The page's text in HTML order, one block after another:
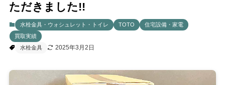
ただきました!!
水栓金具・ウォシュレット・トイレ TOTO
住宅設備・家電
買取実績
水栓金具
2025年3月2日